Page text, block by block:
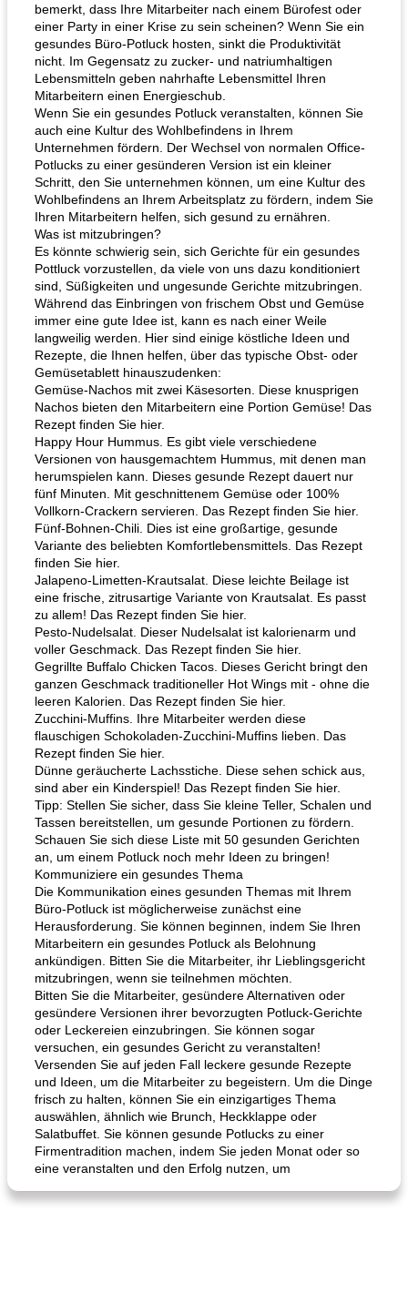
bemerkt, dass Ihre Mitarbeiter nach einem Bürofest oder
einer Party in einer Krise zu sein scheinen? Wenn Sie ein
gesundes Büro-Potluck hosten, sinkt die Produktivität
nicht. Im Gegensatz zu zucker- und natriumhaltigen
Lebensmitteln geben nahrhafte Lebensmittel Ihren
Mitarbeitern einen Energieschub.
Wenn Sie ein gesundes Potluck veranstalten, können Sie
auch eine Kultur des Wohlbefindens in Ihrem
Unternehmen fördern. Der Wechsel von normalen Office-
Potlucks zu einer gesünderen Version ist ein kleiner
Schritt, den Sie unternehmen können, um eine Kultur des
Wohlbefindens an Ihrem Arbeitsplatz zu fördern, indem Sie
Ihren Mitarbeitern helfen, sich gesund zu ernähren.
Was ist mitzubringen?
Es könnte schwierig sein, sich Gerichte für ein gesundes
Pottluck vorzustellen, da viele von uns dazu konditioniert
sind, Süßigkeiten und ungesunde Gerichte mitzubringen.
Während das Einbringen von frischem Obst und Gemüse
immer eine gute Idee ist, kann es nach einer Weile
langweilig werden. Hier sind einige köstliche Ideen und
Rezepte, die Ihnen helfen, über das typische Obst- oder
Gemüsetablett hinauszudenken:
Gemüse-Nachos mit zwei Käsesorten. Diese knusprigen
Nachos bieten den Mitarbeitern eine Portion Gemüse! Das
Rezept finden Sie hier.
Happy Hour Hummus. Es gibt viele verschiedene
Versionen von hausgemachtem Hummus, mit denen man
herumspielen kann. Dieses gesunde Rezept dauert nur
fünf Minuten. Mit geschnittenem Gemüse oder 100%
Vollkorn-Crackern servieren. Das Rezept finden Sie hier.
Fünf-Bohnen-Chili. Dies ist eine großartige, gesunde
Variante des beliebten Komfortlebensmittels. Das Rezept
finden Sie hier.
Jalapeno-Limetten-Krautsalat. Diese leichte Beilage ist
eine frische, zitrusartige Variante von Krautsalat. Es passt
zu allem! Das Rezept finden Sie hier.
Pesto-Nudelsalat. Dieser Nudelsalat ist kalorienarm und
voller Geschmack. Das Rezept finden Sie hier.
Gegrillte Buffalo Chicken Tacos. Dieses Gericht bringt den
ganzen Geschmack traditioneller Hot Wings mit - ohne die
leeren Kalorien. Das Rezept finden Sie hier.
Zucchini-Muffins. Ihre Mitarbeiter werden diese
flauschigen Schokoladen-Zucchini-Muffins lieben. Das
Rezept finden Sie hier.
Dünne geräucherte Lachsstiche. Diese sehen schick aus,
sind aber ein Kinderspiel! Das Rezept finden Sie hier.
Tipp: Stellen Sie sicher, dass Sie kleine Teller, Schalen und
Tassen bereitstellen, um gesunde Portionen zu fördern.
Schauen Sie sich diese Liste mit 50 gesunden Gerichten
an, um einem Potluck noch mehr Ideen zu bringen!
Kommuniziere ein gesundes Thema
Die Kommunikation eines gesunden Themas mit Ihrem
Büro-Potluck ist möglicherweise zunächst eine
Herausforderung. Sie können beginnen, indem Sie Ihren
Mitarbeitern ein gesundes Potluck als Belohnung
ankündigen. Bitten Sie die Mitarbeiter, ihr Lieblingsgericht
mitzubringen, wenn sie teilnehmen möchten.
Bitten Sie die Mitarbeiter, gesündere Alternativen oder
gesündere Versionen ihrer bevorzugten Potluck-Gerichte
oder Leckereien einzubringen. Sie können sogar
versuchen, ein gesundes Gericht zu veranstalten!
Versenden Sie auf jeden Fall leckere gesunde Rezepte
und Ideen, um die Mitarbeiter zu begeistern. Um die Dinge
frisch zu halten, können Sie ein einzigartiges Thema
auswählen, ähnlich wie Brunch, Heckklappe oder
Salatbuffet. Sie können gesunde Potlucks zu einer
Firmentradition machen, indem Sie jeden Monat oder so
eine veranstalten und den Erfolg nutzen, um